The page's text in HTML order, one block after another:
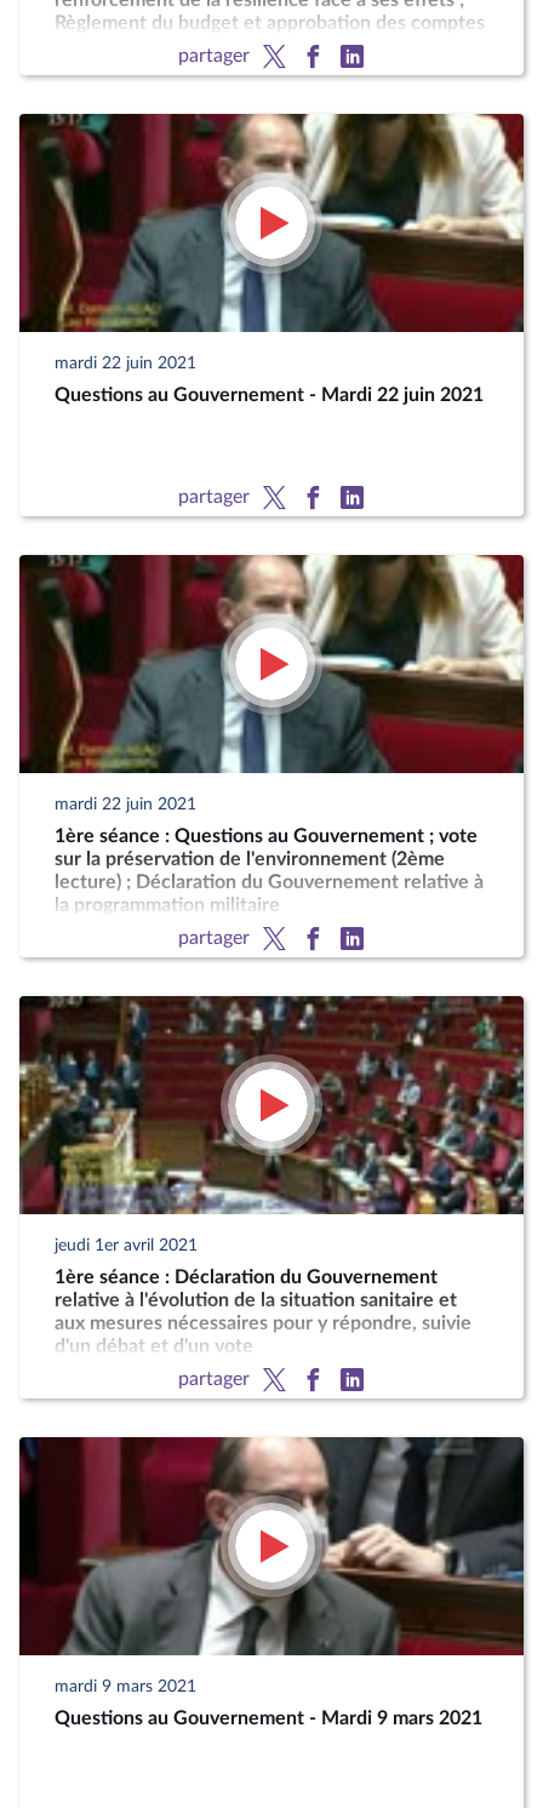
Règlement du budget et approbation des comptes
partager
mardi 22 juin 2021
Questions au Gouvernement - Mardi 22 juin 2021
partager
mardi 22 juin 2021
1ère séance : Questions au Gouvernement ; vote
sur la préservation de l'environnement (2ème
lecture) ; Déclaration du Gouvernement relative à
la programmation militaire
partager
jeudi 1er avril 2021
1ère séance : Déclaration du Gouvernement
relative à l'évolution de la situation sanitaire et
aux mesures nécessaires pour y répondre, suivie
d'un débat et d'un vote
partager
mardi 9 mars 2021
Questions au Gouvernement - Mardi 9 mars 2021